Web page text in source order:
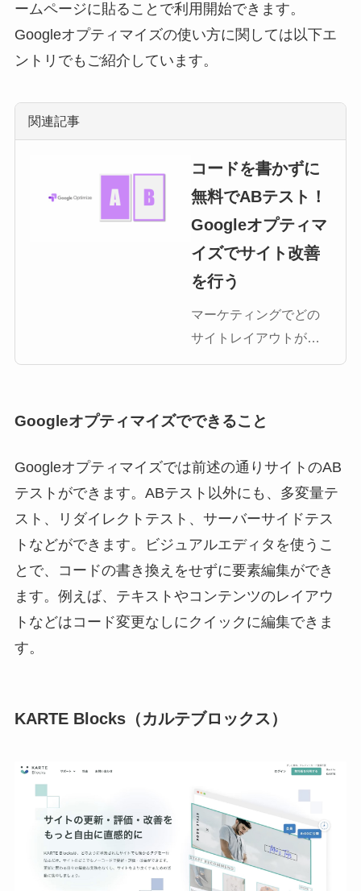
ームページに貼ることで利用開始できます。
Googleオプティマイズの使い方に関しては以下エ
ントリでもご紹介しています。
関連記事
コードを書かずに
無料でABテスト！
Googleオプティマ
イズでサイト改善
を行う
マーケティングでどの
サイトレイアウトが効
果的なのかを改善して
なるケースがあるかと
では無料でABテストな
どびサイト改善作業を
行うことができる
Googleオプティ […]
Googleオプティマイズでできること
Googleオプティマイズでは前述の通りサイトのAB
テストができます。ABテスト以外にも、多変量テ
スト、リダイレクトテスト、サーバーサイドテス
トなどができます。ビジュアルエディタを使うこ
とで、コードの書き換えをせずに要素編集ができ
ます。例えば、テキストやコンテンツのレイアウ
トなどはコード変更なしにクイックに編集できま
す。
KARTE Blocks（カルテブロックス）